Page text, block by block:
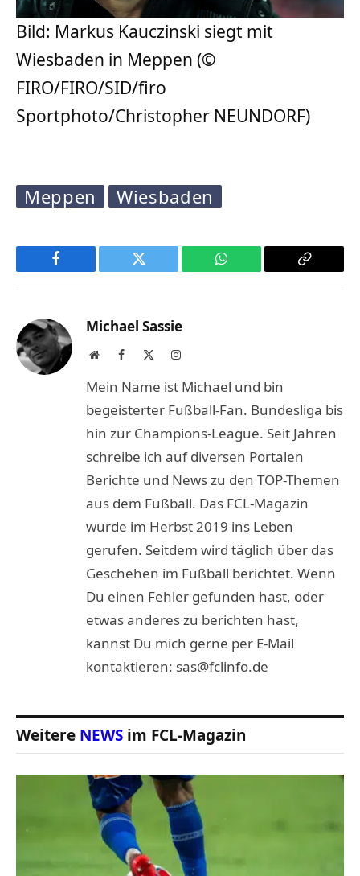
Bild: Markus Kauczinski siegt mit
Wiesbaden in Meppen (©
FIRO/FIRO/SID/firo
Sportphoto/Christopher NEUNDORF)
Meppen Wiesbaden
Facebook Twitter WhatsApp
Copy
Michael Sassie
WebsiteFacebook Instagram
Mein Name ist Michael und bin
begeisterter Fußball-Fan. Bundesliga bis
hin zur Champions-League. Seit Jahren
schreibe ich auf diversen Portalen
Berichte und News zu den TOP-Themen
aus dem Fußball. Das FCL-Magazin
wurde im Herbst 2019 ins Leben
gerufen. Seitdem wird täglich über das
Geschehen im Fußball berichtet. Wenn
Du einen Fehler gefunden hast, oder
etwas anderes zu berichten hast,
kannst Du mich gerne per E-Mail
kontaktieren: sas@fclinfo.de
Weitere NEWS im FCL-Magazin